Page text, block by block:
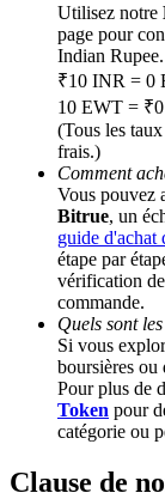
BTC
Deposit &
Deposit
Share
Exclusive for
Utilisez notre
page pour
Indian
₹10 INR = 0
10 EWT =
(Tous les
frais.)
Comment
Vous pouvez
Bitrue, un
guide d'achat
étape par
vérification
commande.
Quels sont
Si vous
boursières ou
Pour plus de
Token pour
catégorie ou
Clause de